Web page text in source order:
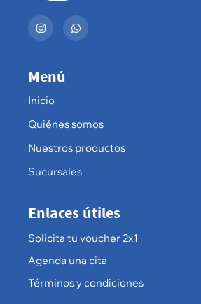
Menú
Inicio
Quiénes somos
Nuestros productos
Sucursales
Enlaces útiles
Solicita tu voucher 2x1
Agenda una cita
Términos y condiciones